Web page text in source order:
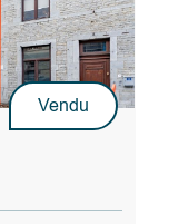
Vendu